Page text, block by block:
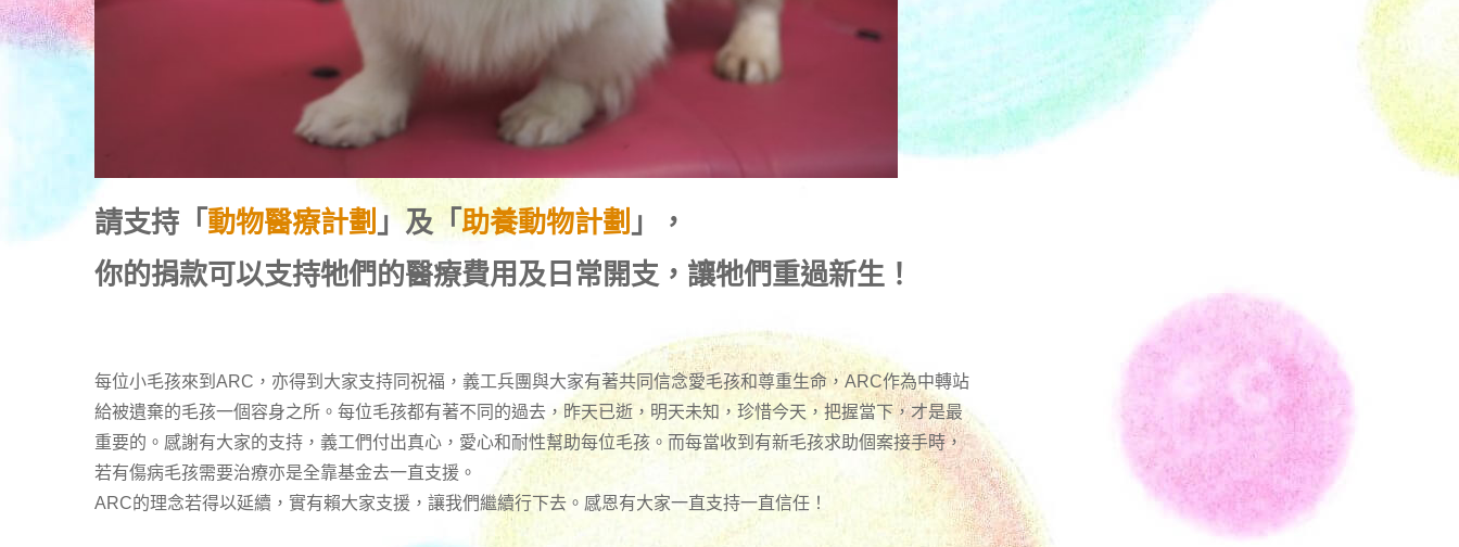
請支持「 動物醫療計劃 」及「 助養動物計劃 」，
你的捐款可以支持牠們的醫療費用及日常開支，讓牠們重過新生！
每位小毛孩來到ARC，亦得到大家支持同祝福，義工兵團與大家有著共同信念愛毛孩和尊重生命，ARC作為中轉站
給被遺棄的毛孩一個容身之所。每位毛孩都有著不同的過去，昨天已逝，明天未知，珍惜今天，把握當下，才是最
重要的。感謝有大家的支持，義工們付出真心，愛心和耐性幫助每位毛孩。而每當收到有新毛孩求助個案接手時，
若有傷病毛孩需要治療亦是全靠基金去一直支援。
ARC的理念若得以延續，實有賴大家支援，讓我們繼續行下去。感恩有大家一直支持一直信任！